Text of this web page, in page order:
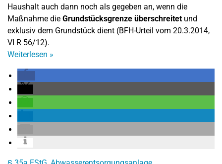
Haushalt auch dann noch als gegeben an, wenn die
Maßnahme die Grundstücksgrenze überschreitetund
exklusiv dem Grundstück dient (BFH-Urteil vom 20.3.2014,
VI R 56/12).
Weiterlesen »